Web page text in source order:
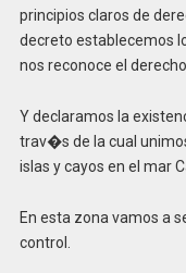
principios claros de
decreto establecemos
nos reconoce el
Y declaramos la
trav�s de la cual
islas y cayos en el mar
En esta zona vamos a
control.